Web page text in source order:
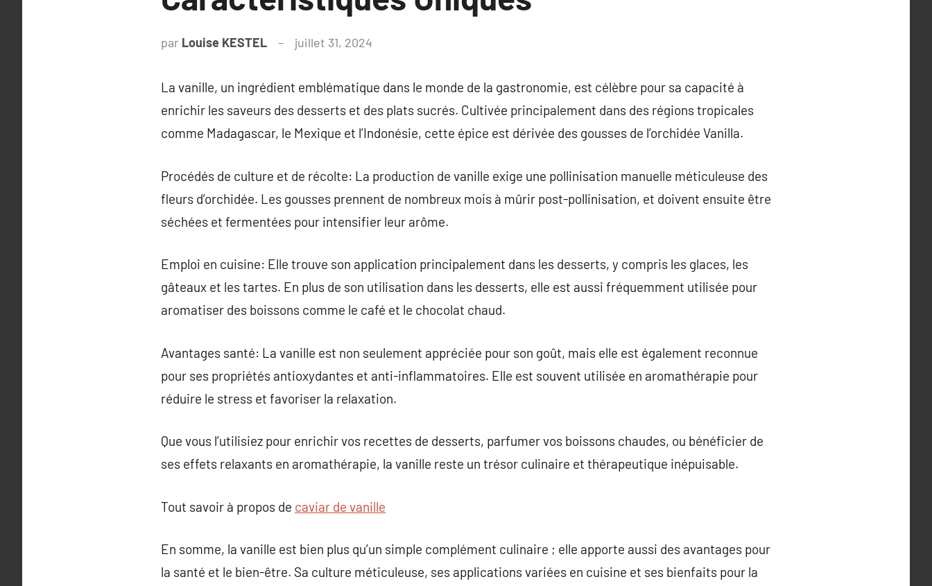
par Louise KESTEL juillet 31, 2024
La vanille, un ingrédient emblématique dans le monde de la gastronomie, est célèbre pour sa capacité à
enrichir les saveurs des desserts et des plats sucrés. Cultivée principalement dans des régions tropicales
comme Madagascar, le Mexique et l’Indonésie, cette épice est dérivée des gousses de l’orchidée Vanilla.
Procédés de culture et de récolte: La production de vanille exige une pollinisation manuelle méticuleuse des
fleurs d’orchidée. Les gousses prennent de nombreux mois à mûrir post-pollinisation, et doivent ensuite être
séchées et fermentées pour intensifier leur arôme.
Emploi en cuisine: Elle trouve son application principalement dans les desserts, y compris les glaces, les
gâteaux et les tartes. En plus de son utilisation dans les desserts, elle est aussi fréquemment utilisée pour
aromatiser des boissons comme le café et le chocolat chaud.
Avantages santé: La vanille est non seulement appréciée pour son goût, mais elle est également reconnue
pour ses propriétés antioxydantes et anti-inflammatoires. Elle est souvent utilisée en aromathérapie pour
réduire le stress et favoriser la relaxation.
Que vous l’utilisiez pour enrichir vos recettes de desserts, parfumer vos boissons chaudes, ou bénéficier de
ses effets relaxants en aromathérapie, la vanille reste un trésor culinaire et thérapeutique inépuisable.
Tout savoir à propos de caviar de vanille
En somme, la vanille est bien plus qu’un simple complément culinaire ; elle apporte aussi des avantages pour
la santé et le bien-être. Sa culture méticuleuse, ses applications variées en cuisine et ses bienfaits pour la